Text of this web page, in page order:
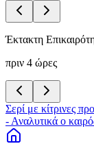
Έκτακτη
πριν 4 ώρες
Σερί με κίτρινες
- Αναλυτικά ο